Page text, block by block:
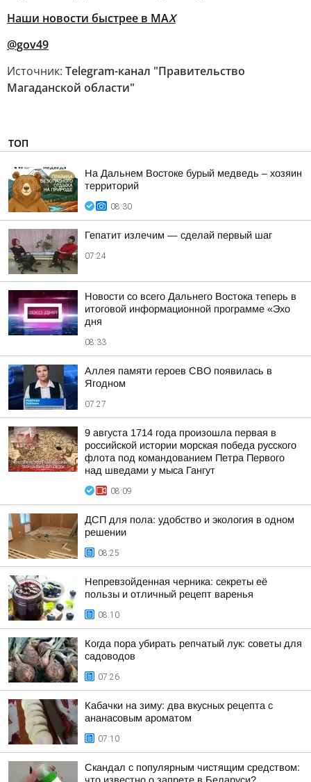
Наши новости быстрее в MAX
@gov49
Источник: Telegram-канал "Правительство
Магаданской области"
ТОП
На Дальнем Востоке бурый медведь – хозяин
территорий
08:30
Гепатит излечим — сделай первый шаг
07:24
Новости со всего Дальнего Востока теперь в
итоговой информационной программе «Эхо
дня
08:33
Аллея памяти героев СВО появилась в
Ягодном
07:27
9 августа 1714 года произошла первая в
российской истории морская победа русского
флота под командованием Петра Первого
над шведами у мыса Гангут
08:09
ДСП для пола: удобство и экология в одном
решении
08:25
Непревзойденная черника: секреты её
пользы и отличный рецепт варенья
08:10
Когда пора убирать репчатый лук: советы для
садоводов
07:26
Кабачки на зиму: два вкусных рецепта с
ананасовым ароматом
07:10
Скандал с популярным чистящим средством: